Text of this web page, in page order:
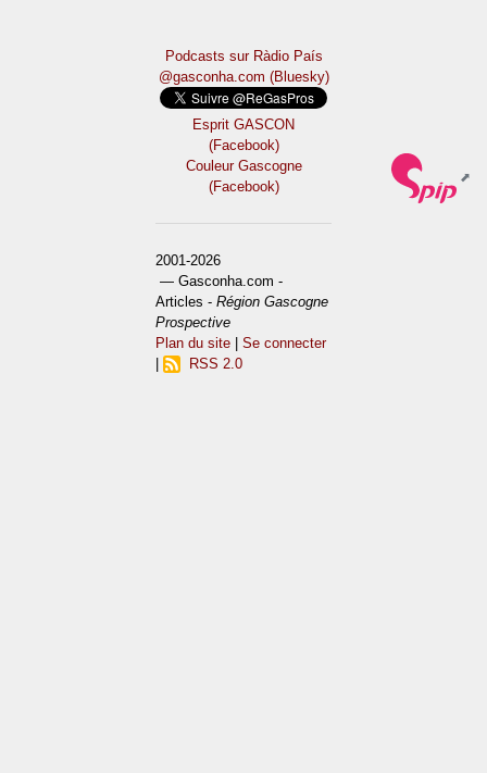
Podcasts sur Ràdio País
@gasconha.com (Bluesky)
Esprit GASCON
(Facebook)
Couleur Gascogne
(Facebook)
2001-2026
— Gasconha.com -
Articles -Région Gascogne
Prospective
Plan du site |Se connecter
RSS 2.0